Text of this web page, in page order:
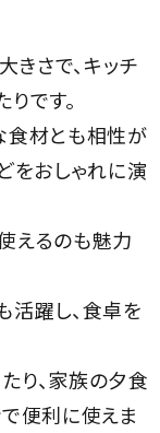
きさで、キッチ
です。
食材とも相性が
をおしゃれに演
えるのも魅力
活躍し、食卓を
り、家族の夕食
便利に使えま